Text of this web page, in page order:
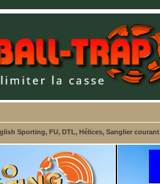
Sporting, FU, DTL, Hélices, Sanglier courant